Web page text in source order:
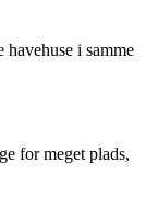
i samme
for meget plads,